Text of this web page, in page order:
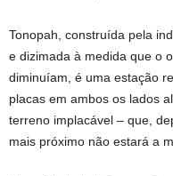
Tonopah, construída pela
e dizimada à medida que o
diminuíam, é uma estação
placas em ambos os lados
terreno implacável – que,
mais próximo não estará a